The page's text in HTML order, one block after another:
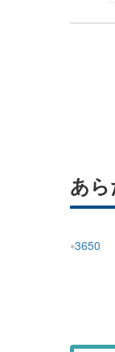
あ
3650